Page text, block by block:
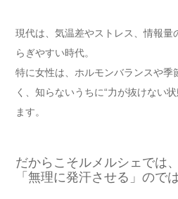
現代は、気温差やストレス、情報量
らぎやすい時代。
特に女性は、ホルモンバランスや季
く、知らないうちに“力が抜けない
ます。
だからこそルメルシェでは、
「無理に発汗させる」ので